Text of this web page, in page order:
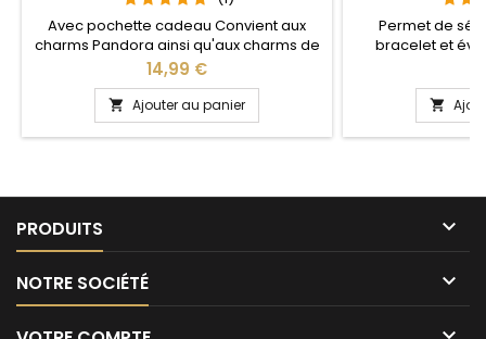
Avec pochette cadeau Convient aux
charms Pandora ainsi qu'aux charms de
notre site idéal pour : Noël, Saint Valentin,
anniversaire, anniversaire de mariage La
partie ajustable se détache d'un coté
pour passer les charms par simple
pression sur le bouton Ajustable pour
Prix
14,99 €
 Ajouter au panier
Permet de
bracelet et
Gnoce et les
site idéal pour
anniversaire,

PRODUITS 
NOTRE SOCIÉTÉ 